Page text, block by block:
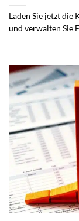
Laden Sie jetzt die
und verwalten Sie